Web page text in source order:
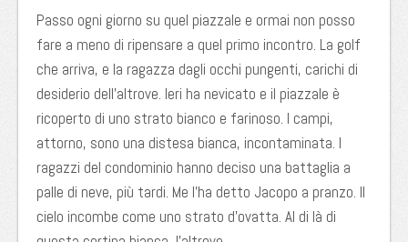
Passo ogni giorno su quel piazzale e ormai non posso
fare a meno di ripensare a quel primo incontro. La golf
che arriva, e la ragazza dagli occhi pungenti, carichi di
desiderio dell’altrove. Ieri ha nevicato e il piazzale è
ricoperto di uno strato bianco e farinoso. I campi,
attorno, sono una distesa bianca, incontaminata. I
ragazzi del condominio hanno deciso una battaglia a
palle di neve, più tardi. Me l’ha detto Jacopo a pranzo. Il
cielo incombe come uno strato d’ovatta. Al di là di